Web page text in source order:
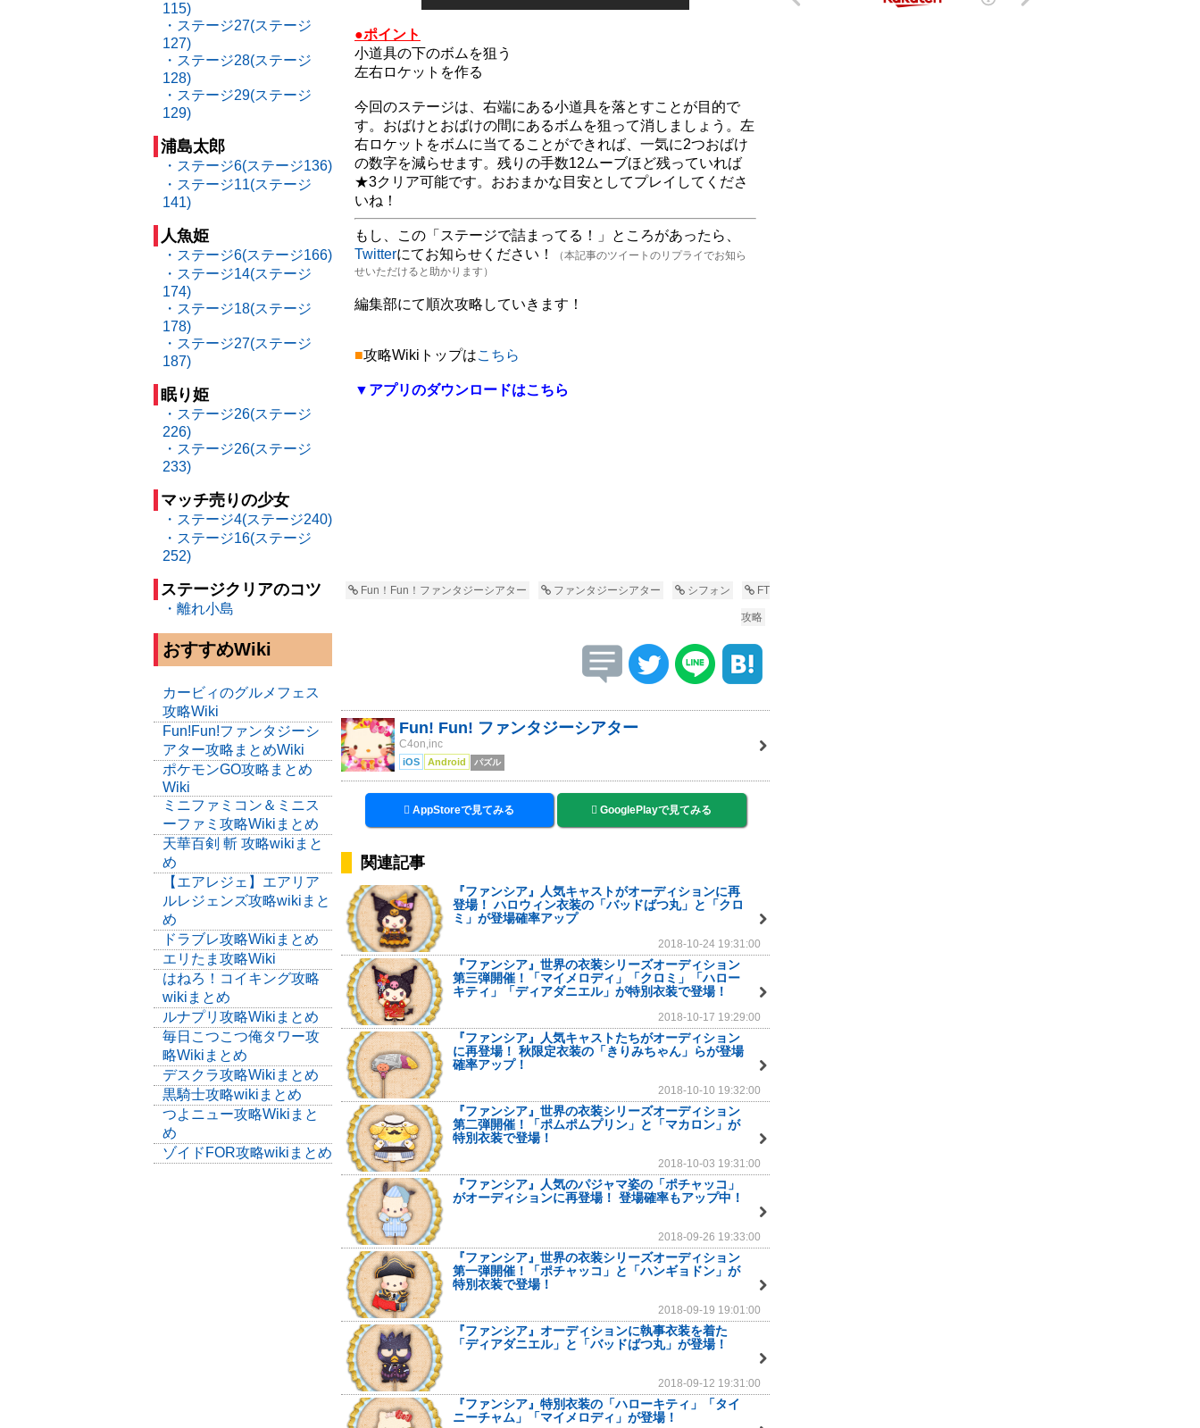
●ポイント
小道具の下のボムを狙う
左右ロケットを作る
今回のステージは、右端にある小道具を落とすことが目的で
す。おばけとおばけの間にあるボムを狙って消しましょう。左
右ロケットをボムに当てることができれば、一気に2つおばけ
の数字を減らせます。残りの手数12ムーブほど残っていれば
★3クリア可能です。おおまかな目安としてプレイしてくださ
いね！
もし、この「ステージで詰まってる！」ところがあったら、
Twitterにてお知らせください！
（本記事のツイートのリプライでお知ら
せいただけると助かります）
編集部にて順次攻略していきます！
■攻略Wikiトップはこちら
▼アプリのダウンロードはこちら
Fun！Fun！ファンタジーシアター ファンタジーシアター シフォン FT
攻略
Fun! Fun! ファンタジーシアター
C4on,inc
iOS Android パズル
AppStoreで見てみる GooglePlayで見てみる
関連記事
『ファンシア』人気キャストがオーディションに再
登場！ ハロウィン衣装の「バッドばつ丸」と「クロ
ミ」が登場確率アップ
2018-10-24 19:31:00
『ファンシア』世界の衣装シリーズオーディション
第三弾開催！「マイメロディ」「クロミ」「ハロー
キティ」「ディアダニエル」が特別衣装で登場！
2018-10-17 19:29:00
『ファンシア』人気キャストたちがオーディション
に再登場！ 秋限定衣装の「きりみちゃん」らが登場
確率アップ！
2018-10-10 19:32:00
『ファンシア』世界の衣装シリーズオーディション
第二弾開催！「ポムポムプリン」と「マカロン」が
特別衣装で登場！
2018-10-03 19:31:00
『ファンシア』人気のパジャマ姿の「ポチャッコ」
がオーディションに再登場！ 登場確率もアップ中！
2018-09-26 19:33:00
『ファンシア』世界の衣装シリーズオーディション
第一弾開催！「ポチャッコ」と「ハンギョドン」が
特別衣装で登場！
2018-09-19 19:01:00
『ファンシア』オーディションに執事衣装を着た
「ディアダニエル」と「バッドばつ丸」が登場！
2018-09-12 19:31:00
『ファンシア』特別衣装の「ハローキティ」「タイ
ニーチャム」「マイメロディ」が登場！
115)
・ステージ27(ステージ
127)
・ステージ28(ステージ
128)
・ステージ29(ステージ
129)
浦島太郎
・ステージ6(ステージ136)
・ステージ11(ステージ
141)
人魚姫
・ステージ6(ステージ166)
・ステージ14(ステージ
174)
・ステージ18(ステージ
178)
・ステージ27(ステージ
187)
眠り姫
・ステージ26(ステージ
226)
・ステージ26(ステージ
233)
マッチ売りの少女
・ステージ4(ステージ240)
・ステージ16(ステージ
252)
ステージクリアのコツ
・離れ小島
おすすめWiki
カービィのグルメフェス
攻略Wiki
Fun!Fun!ファンタジーシ
アター攻略まとめWiki
ポケモンGO攻略まとめ
Wiki
ミニファミコン＆ミニス
ーファミ攻略Wikiまとめ
天華百剣 斬 攻略wikiまと
め
【エアレジェ】エアリア
ルレジェンズ攻略wikiまと
め
ドラブレ攻略Wikiまとめ
エリたま攻略Wiki
はねろ！コイキング攻略
wikiまとめ
ルナプリ攻略Wikiまとめ
毎日こつこつ俺タワー攻
略Wikiまとめ
デスクラ攻略Wikiまとめ
黒騎士攻略wikiまとめ
つよニュー攻略Wikiまと
め
ゾイドFOR攻略wikiまとめ